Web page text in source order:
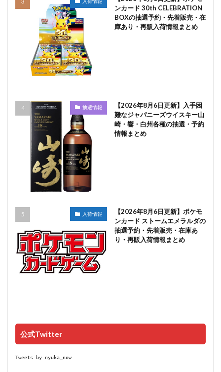
ンカード 30th CELEBRATION
BOXの抽選予約・先着販売・在
庫あり・再販入荷情報まとめ
抽選情報
【2026年8月6日更新】入手困
難なジャパニーズウイスキー山
崎・響・白州各種の抽選・予約
情報まとめ
入荷情報
【2026年8月6日更新】ポケモ
ンカード ストームエメラルダの
抽選予約・先着販売・在庫あ
り・再販入荷情報まとめ
公式Twitter
Tweets by nyuka_now